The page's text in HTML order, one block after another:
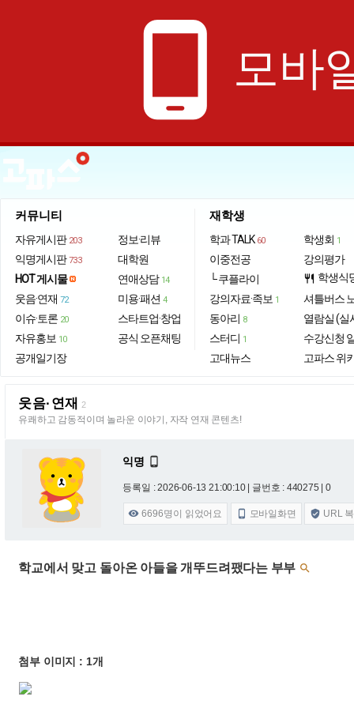
phone_android 모바
커뮤니티
자유게시판 203
익명게시판 733
HOT 게시물
웃음·연재 72
이슈·토론 20
자유홍보 10
공개일기장
정보·리뷰
대학원
연애상담 14
미용·패션 4
스타트업·창업
공식 오픈채팅
재학생
학과 TALK 60
이중전공
└ 쿠플라이
강의자료·족보 1
동아리 8
스터디 1
고대뉴스
학생회 1
강의평가
restaurant 학생식
셔틀버스
열람실 (실
수강신청
고파스 위
웃음·연재 2
유쾌하고 감동적이며 놀라운 이야기, 자작 연재 콘텐츠!
익명 
등록일 : 2026-06-13 21:00:10 | 글번호 : 440275 | 0
 6696명이 읽었어요  모바일화면  URL
학교에서 맞고 돌아온 아들을 개뚜드려팼다는 부부 
첨부 이미지 : 1개